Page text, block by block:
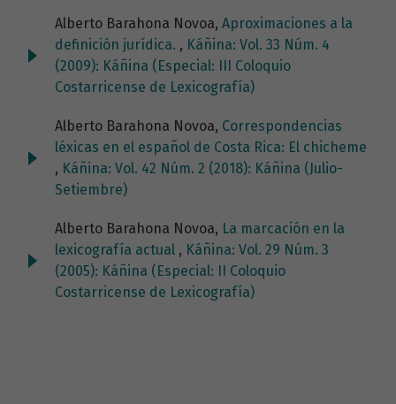
Alberto Barahona Novoa, Aproximaciones a la
definición jurídica. , Káñina: Vol. 33 Núm. 4
(2009): Káñina (Especial: III Coloquio
Costarricense de Lexicografía)
Alberto Barahona Novoa, Correspondencias
léxicas en el español de Costa Rica: El chicheme
, Káñina: Vol. 42 Núm. 2 (2018): Káñina (Julio-
Setiembre)
Alberto Barahona Novoa, La marcación en la
lexicografía actual , Káñina: Vol. 29 Núm. 3
(2005): Káñina (Especial: II Coloquio
Costarricense de Lexicografía)